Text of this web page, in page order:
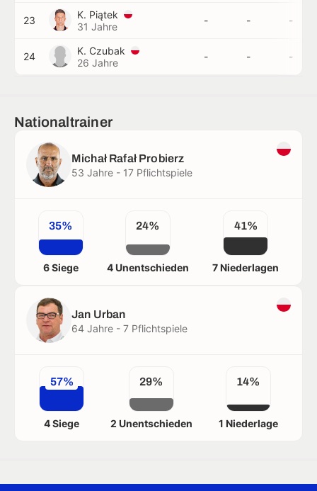
23
K. Piątek
31 Jahre
- - -
24
K. Czubak
26 Jahre
- - -
Nationaltrainer
Michał Rafał Probierz
53 Jahre - 17 Pflichtspiele
35%
6 Siege
24%
4 Unentschieden
41%
7 Niederlagen
Jan Urban
64 Jahre - 7 Pflichtspiele
57%
4 Siege
29%
2 Unentschieden
14%
1 Niederlage